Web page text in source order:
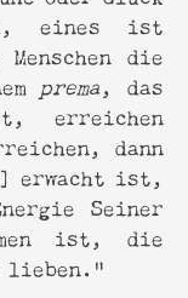
eines ist
die
prema, das
erreichen
dann
] erwacht ist,
Seiner
ist, die